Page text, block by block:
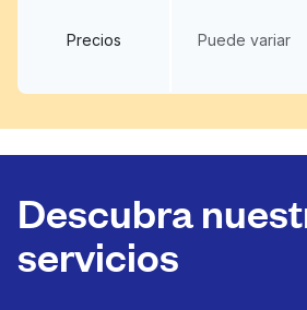
Precios Puede variar
Descubra
servicios